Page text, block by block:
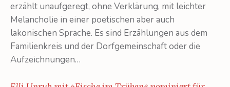
erzählt unaufgeregt, ohne Verklärung, mit leichter
Melancholie in einer poetischen aber auch
lakonischen Sprache. Es sind Erzählungen aus dem
Familienkreis und der Dorfgemeinschaft oder die
Aufzeichnungen…